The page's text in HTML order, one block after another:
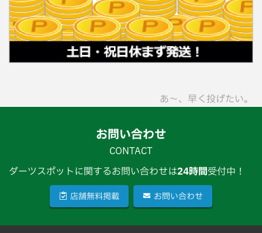
あ〜、早く投げたい。
お問い合わせ
CONTACT
ダーツスポットに関するお問い合わせは24時間受付中！
店舗無料掲載 お問い合わせ